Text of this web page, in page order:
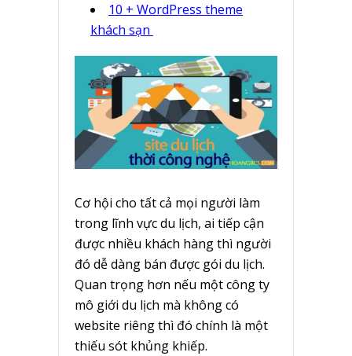
10 + WordPress theme
khách sạn
Cơ hội cho tất cả mọi người làm
trong lĩnh vực du lịch, ai tiếp cận
được nhiều khách hàng thì người
đó dễ dàng bán được gói du lịch.
Quan trọng hơn nếu một công ty
mô giới du lịch mà không có
website riêng thì đó chính là một
thiếu sót khủng khiếp.